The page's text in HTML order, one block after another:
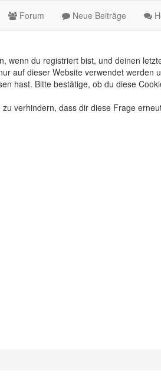
Forum Neue Beiträge
du registriert bist, und deinen
auf dieser Website verwendet
hast. Bitte bestätige, ob du diese
verhindern, dass dir diese Frage